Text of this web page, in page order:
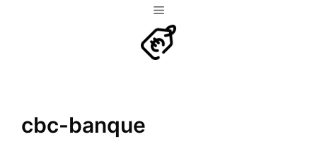
Menu
cbc-banque